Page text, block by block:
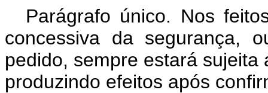
Parágrafo único. Nos
concessiva da segurança,
pedido, sempre estará
produzindo efeitos após